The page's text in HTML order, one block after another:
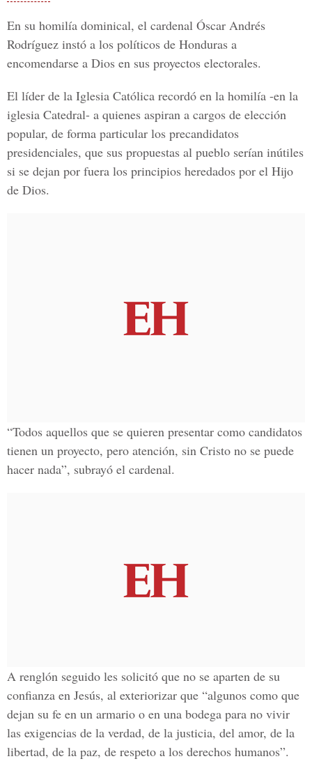
En su homilía dominical, el cardenal Óscar Andrés
Rodríguez instó a los políticos de Honduras a
encomendarse a Dios en sus proyectos electorales.
El líder de la Iglesia Católica recordó en la homilía -en la
iglesia Catedral- a quienes aspiran a cargos de elección
popular, de forma particular los precandidatos
presidenciales, que sus propuestas al pueblo serían inútiles
si se dejan por fuera los principios heredados por el Hijo
de Dios.
“Todos aquellos que se quieren presentar como candidatos
tienen un proyecto, pero atención, sin Cristo no se puede
hacer nada”, subrayó el cardenal.
A renglón seguido les solicitó que no se aparten de su
confianza en Jesús, al exteriorizar que “algunos como que
dejan su fe en un armario o en una bodega para no vivir
las exigencias de la verdad, de la justicia, del amor, de la
libertad, de la paz, de respeto a los derechos humanos”.